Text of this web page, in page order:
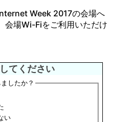
Week 2017の会場へ
会場Wi-Fiをご利用いただけ
てください
したか？
い